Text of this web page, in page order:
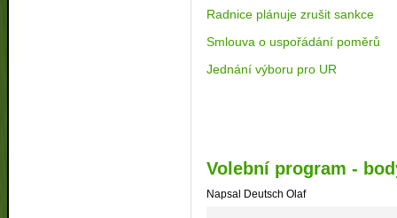
Radnice plánuje zrušit sankce
Smlouva o uspořádání poměrů
Jednání výboru pro UR
Volební program -
Napsal Deutsch Olaf